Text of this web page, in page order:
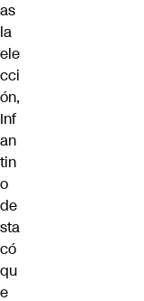
as
la
ele
cci
ón,
Inf
an
tin
o
de
sta
có
qu
e